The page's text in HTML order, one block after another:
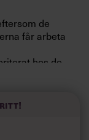
de
får arbeta
hos de
och 15:e